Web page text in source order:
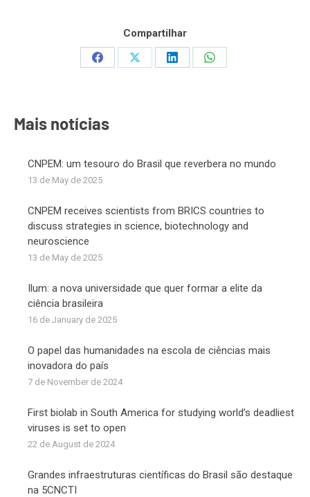
Compartilhar
Share
Share
Share
Share
Mais notícias
CNPEM: um tesouro do Brasil que reverbera no mundo
13 de May de 2025
CNPEM receives scientists from BRICS countries to
discuss strategies in science, biotechnology and
neuroscience
13 de May de 2025
Ilum: a nova universidade que quer formar a elite da
ciência brasileira
16 de January de 2025
O papel das humanidades na escola de ciências mais
inovadora do país
7 de November de 2024
First biolab in South America for studying world’s deadliest
viruses is set to open
22 de August de 2024
Grandes infraestruturas científicas do Brasil são destaque
na 5CNCTI